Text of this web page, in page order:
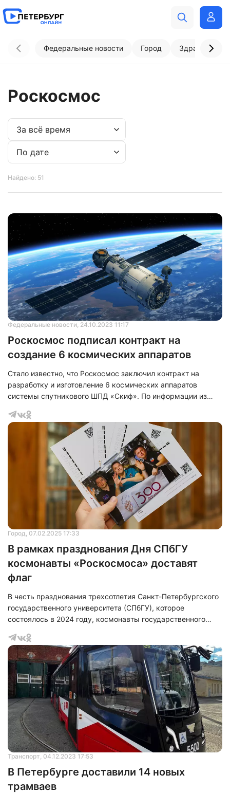
Федеральные новости Город
Роскосмос
Найдено: 51
Федеральные новости, 24.10.2023 11:17
Роскосмос подписал контракт на
создание 6 космических аппаратов
Стало известно, что Роскосмос заключил контракт на
разработку и изготовление 6 космических аппаратов
системы спутникового ШПД «Скиф». По информации из
космические аппараты будут для федерального проекта
«Сфера». Так в прошлом году уже был запущен
демонстрационный аппарат «Скиф-Д», который сна данный
момент завершает этап летно-экспериментальной
отработки. Данный аппарат успешно защитил орбитально-
частотный ресурс системы.
Город, 07.02.2025 17:33
В рамках празднования Дня СПбГУ
космонавты «Роскосмоса» доставят
флаг
В честь празднования трехсотлетия Санкт-Петербургского
государственного университета (СПбГУ), которое
состоялось в 2024 году, космонавты государственного
Землю флаг университета. Этот флаг, ранее, в юбилейный
для СПбГУ год, находился на борту Международной
космической станции (МКС). Данную информацию
подтвердила пресс-служба Санкт-Петербургского
государственного университета.
Транспорт, 04.12.2023 17:53
В Петербурге доставили 14 новых
трамваев